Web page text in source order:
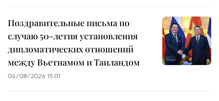
Поздравительные письма по
случаю 50-летия установления
дипломатических отношений
между Вьетнамом и Таиландом
06/08/2026 15:01